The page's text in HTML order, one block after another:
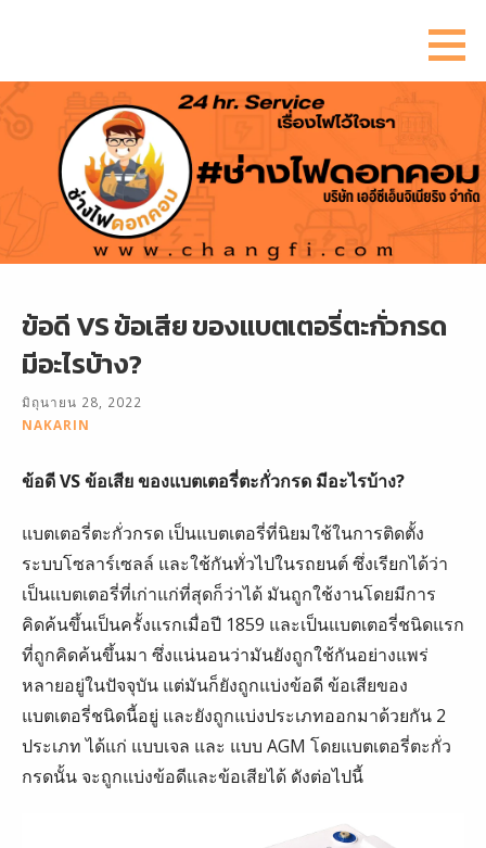
ยัง
เนื้อหา
ข้อดี VS ข้อเสีย ของแบตเตอรี่ตะกั่วกรด
มีอะไรบ้าง?
มิถุนายน 28, 2022
NAKARIN
ข้อดี VS ข้อเสีย ของแบตเตอรี่ตะกั่วกรด มีอะไรบ้าง?
แบตเตอรี่ตะกั่วกรด เป็นแบตเตอรี่ที่นิยมใช้ในการติดตั้ง
ระบบโซลาร์เซลล์ และใช้กันทั่วไปในรถยนต์ ซึ่งเรียกได้ว่า
เป็นแบตเตอรี่ที่เก่าแก่ที่สุดก็ว่าได้ มันถูกใช้งานโดยมีการ
คิดค้นขึ้นเป็นครั้งแรกเมื่อปี 1859 และเป็นแบตเตอรี่ชนิดแรก
ที่ถูกคิดค้นขึ้นมา ซึ่งแน่นอนว่ามันยังถูกใช้กันอย่างแพร่
หลายอยู่ในปัจจุบัน แต่มันก็ยังถูกแบ่งข้อดี ข้อเสียของ
แบตเตอรี่ชนิดนี้อยู่ และยังถูกแบ่งประเภทออกมาด้วยกัน 2
ประเภท ได้แก่ แบบเจล และ แบบ AGM โดยแบตเตอรี่ตะกั่ว
กรดนั้น จะถูกแบ่งข้อดีและข้อเสียได้ ดังต่อไปนี้